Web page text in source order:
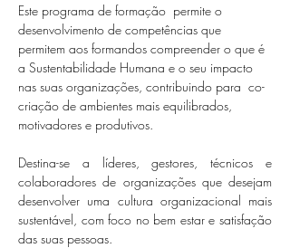
Este programa de formação  permite o
desenvolvimento de competências que
permitem aos formandos compreender o que é
a Sustentabilidade Humana e o seu impacto
nas suas organizações, contribuindo para  co-
criação de ambientes mais equilibrados,
motivadores e produtivos.
Destina-se a líderes, gestores, técnicos e
colaboradores de organizações que desejam
desenvolver uma cultura organizacional mais
sustentável, com foco no bem estar e satisfação
das suas pessoas.